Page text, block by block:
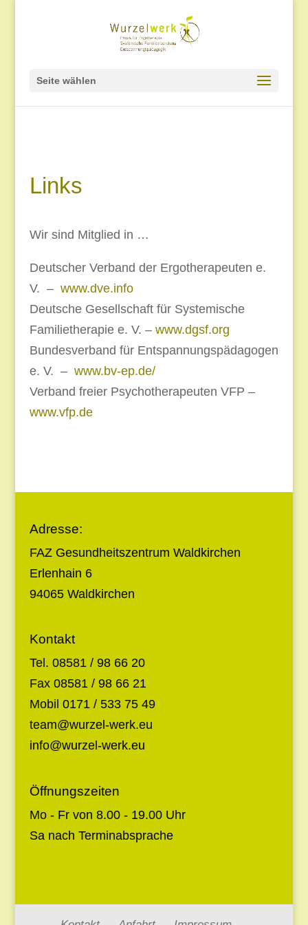
Seite wählen
Links
Wir sind Mitglied in …
Deutscher Verband der Ergotherapeuten e.
V. – www.dve.info
Deutsche Gesellschaft für Systemische
Familietherapie e. V. – www.dgsf.org
Bundesverband für Entspannungspädagogen
e. V. – www.bv-ep.de/
Verband freier Psychotherapeuten VFP –
www.vfp.de
Adresse:
FAZ Gesundheitszentrum Waldkirchen
Erlenhain 6
94065 Waldkirchen
Kontakt
Tel. 08581 / 98 66 20
Fax 08581 / 98 66 21
Mobil 0171 / 533 75 49
team@wurzel-werk.eu
info@wurzel-werk.eu
Öffnungszeiten
Mo - Fr von 8.00 - 19.00 Uhr
Sa nach Terminabsprache